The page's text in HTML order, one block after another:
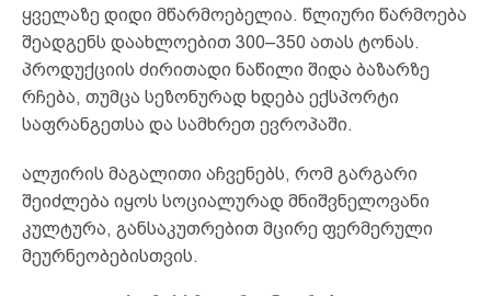
ყველაზე დიდი მწარმოებელია. წლიური წარმოება
შეადგენს დაახლოებით 300–350 ათას ტონას.
პროდუქციის ძირითადი ნაწილი შიდა ბაზარზე
რჩება, თუმცა სეზონურად ხდება ექსპორტი
საფრანგეთსა და სამხრეთ ევროპაში.
ალჟირის მაგალითი აჩვენებს, რომ გარგარი
შეიძლება იყოს სოციალურად მნიშვნელოვანი
კულტურა, განსაკუთრებით მცირე ფერმერული
მეურნეობებისთვის.